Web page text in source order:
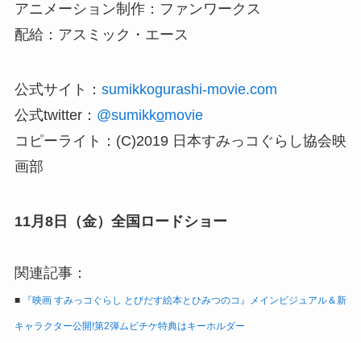
アニメーション制作：ファンワークス
配給：アスミック・エース
公式サイト： sumikkogurashi-movie.com
公式twitter： @sumikko̲movie
コピーライト：(C)2019 日本すみっコぐらし協会映
画部
11月8日（金）全国ロードショー
関連記事：
■ 『映画 すみっコぐらし とびだす絵本とひみつのコ』メインビジュアル＆新
キャラクター公開!第2弾ムビチケ特典はキーホルダー